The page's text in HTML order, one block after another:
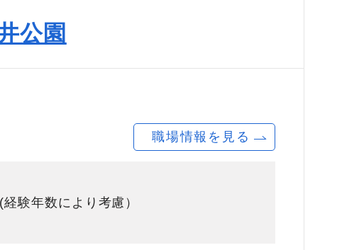
公園
職場情報を見る
験年数により考慮）